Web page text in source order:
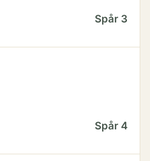
Spår 3
Spår 4